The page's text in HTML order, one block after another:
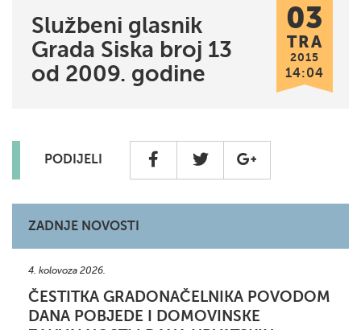
Službeni glasnik
Grada Siska broj 13
od 2009. godine
03
TRA
2015
14:04
PODIJELI
ZADNJE NOVOSTI
4. kolovoza 2026.
ČESTITKA GRADONAČELNIKA POVODOM
DANA POBJEDE I DOMOVINSKE